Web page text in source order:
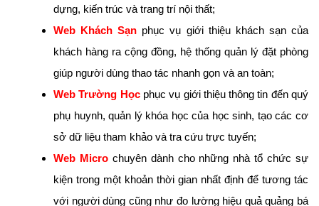
dựng, kiến trúc và trang trí nội thất;
Web Khách Sạn phục vụ giới thiệu khách sạn của
khách hàng ra cộng đồng, hệ thống quản lý đặt phòng
giúp người dùng thao tác nhanh gọn và an toàn;
Web Trường Họcphục vụ giới thiệu thông tin đến quý
phụ huynh, quản lý khóa học của học sinh, tạo các cơ
sở dữ liệu tham khảo và tra cứu trực tuyến;
Web Microchuyên dành cho những nhà tổ chức sự
kiện trong một khoản thời gian nhất định để tương tác
với người dùng cũng như đo lường hiệu quả quảng bá